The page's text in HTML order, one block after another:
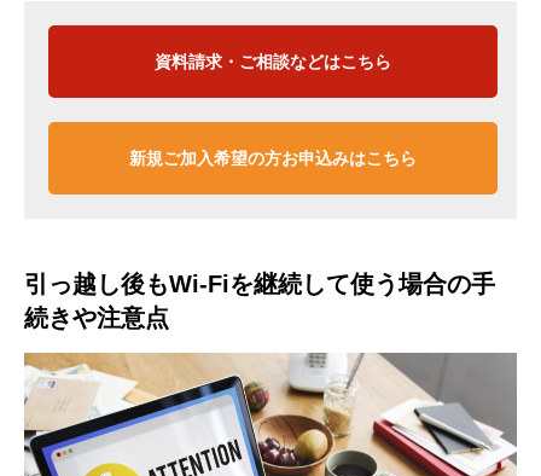
資料請求・ご相談などはこちら
新規ご加入希望の方お申込みはこちら
引っ越し後もWi-Fiを継続して使う場合の手
続きや注意点